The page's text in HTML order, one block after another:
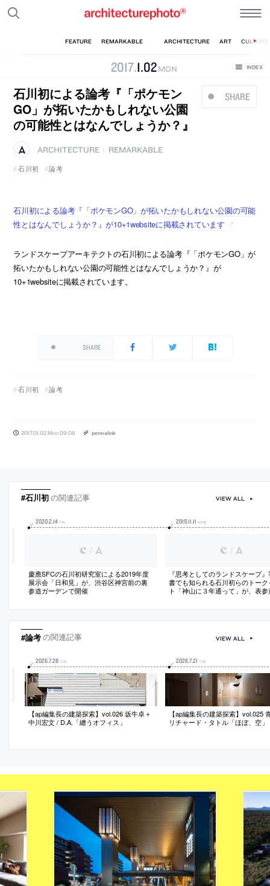
2017.1.02 MON
SHARE
石川初による論考『「ポケモン
GO」が拓いたかもしれない公園
の可能性とはなんでしょうか？』
ARCHITECTURE
REMARKABLE
石川初
論考
石川初による論考『「ポケモンGO」が拓いたかもしれない公園の可能
性とはなんでしょうか？』が10+1websiteに掲載されています
ランドスケープアーキテクトの石川初による論考『「ポケモンGO」が
拓いたかもしれない公園の可能性とはなんでしょうか？』が
10+1websiteに掲載されています。
SHARE
石川初 論考
2017.01.02 Mon 09:06 permalink
#石川初の関連記事
2020.2.14 FRI
慶應SFCの石川初研究室による2019年度
展示会「日和見」が、渋谷区神宮前の裏
参道ガーデンで開催
2019.11 11 MON
『思考としてのランドスケープ
書でも知られる石川初らのトーク
ト「神山に３年通って」が、表
VIEW ALL
#論考の関連記事
2026.7.28 TUE
【ap編集長の建築探索】vol.026 坂牛卓＋
中川宏文 / D.A.「纏うオフィス」
2026.7.21 TUE
【ap編集長の建築探索】vol.025
リチャード・タトル「ほぼ、空」
VIEW ALL